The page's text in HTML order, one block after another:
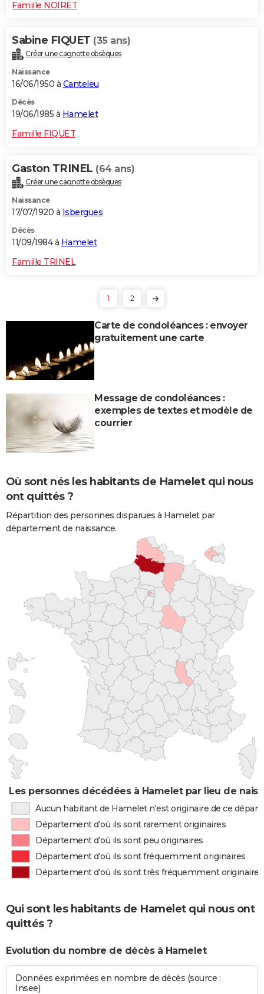
Famille NOIRET
Sabine FIQUET (35 ans)
Créer une cagnotte obsèques
Naissance
16/06/1950 à Canteleu
Décès
19/06/1985 à Hamelet
Famille FIQUET
Gaston TRINEL (64 ans)
Créer une cagnotte obsèques
Naissance
17/07/1920 à Isbergues
Décès
11/09/1984 à Hamelet
Famille TRINEL
1 2
Carte de condoléances : envoyer
gratuitement une carte
Message de condoléances :
exemples de textes et modèle de
courrier
Où sont nés les habitants de Hamelet qui nous
ont quittés ?
Répartition des personnes disparues à Hamelet par
département de naissance.
Les personnes décédées à Hamelet par lieu de
Aucun habitant de Hamelet n'est originaire de ce
Département d'où ils sont rarement originaires
Département d'où ils sont peu originaires
Département d'où ils sont fréquemment originaires
Département d'où ils sont très fréquemment originaires
Qui sont les habitants de Hamelet qui nous ont
quittés ?
Evolution du nombre de décès à Hamelet
Données exprimées en nombre de décès (source :
Insee)